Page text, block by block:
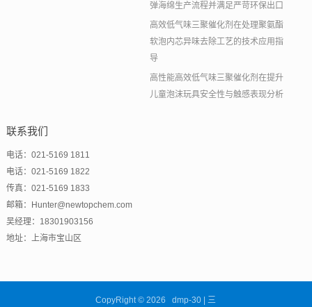
弹海绵生产流程并满足严苛环保出口
高效低气味三聚催化剂在处理聚氨酯
软泡内芯异味去除工艺的技术应用指
导
高性能高效低气味三聚催化剂在提升
儿童泡沫玩具安全性与触感表现分析
联系我们
电话：021-5169 1811
电话：021-5169 1822
传真：021-5169 1833
邮箱：Hunter@newtopchem.com
吴经理：18301903156
地址：上海市宝山区
CopyRight © 2026 dmp-30 | 三